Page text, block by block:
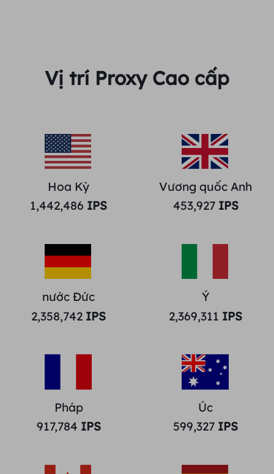
Vị trí Proxy Cao cấp
Hoa Kỳ
1,442,486 IPS
Vương quốc Anh
453,927IPS
nước Đức
2,358,742 IPS
Ý
2,369,311 IPS
Pháp
917,784 IPS
Úc
599,327 IPS